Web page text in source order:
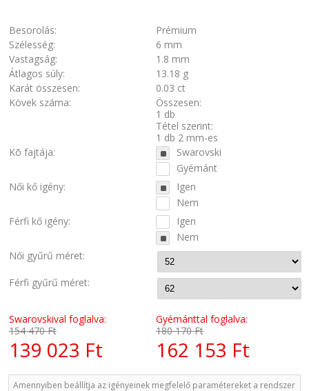
Besorolás:
Prémium
Szélesség:
6 mm
Vastagság:
1.8 mm
Átlagos súly:
13.18 g
Karát összesen:
0.03 ct
Kövek száma:
Összesen:
1 db
Tétel szerint:
1 db 2 mm-es
Kõ fajtája:
Swarovski
Gyémánt
Női kő igény:
Igen
Nem
Férfi kő igény:
Igen
Nem
Női gyűrű méret:
Férfi gyűrű méret:
Swarovskival foglalva:
154 470 Ft
139 023 Ft
Gyémánttal foglalva:
180 170 Ft
162 153 Ft
Amennyiben beállítja az igényeinek megfelelő paramétereket a rendszer